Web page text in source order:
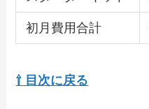
初月費用合計
⇧ 目次に戻る